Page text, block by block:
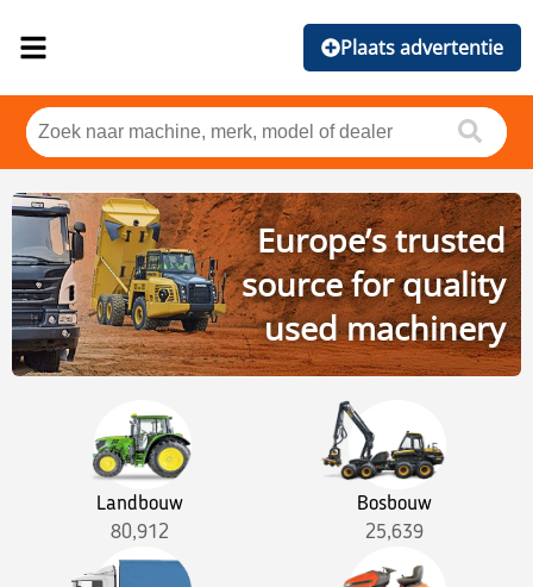
Plaats advertentie
Europe’s trusted
source for quality
used machinery
Landbouw
80,912
Bosbouw
25,639